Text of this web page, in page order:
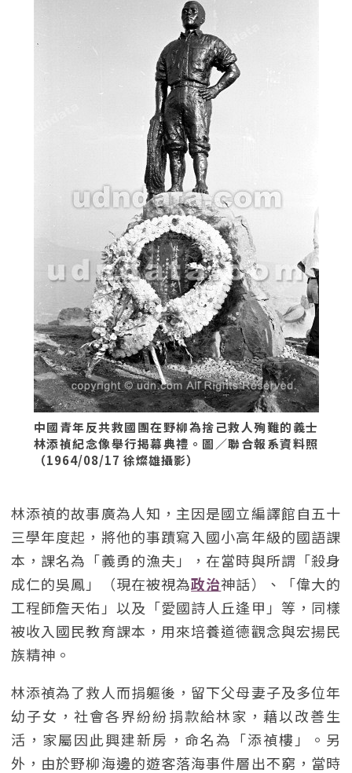
中國青年反共救國團在野柳為捨己救人殉難的義士
林添禎紀念像舉行揭幕典禮。圖／聯合報系資料照
（1964/08/17 徐燦雄攝影）
林添禎的故事廣為人知，主因是國立編譯館自五十
三學年度起，將他的事蹟寫入國小高年級的國語課
本，課名為「義勇的漁夫」，在當時與所謂「殺身
成仁的吳鳳」（現在被視為政治神話）、「偉大的
工程師詹天佑」以及「愛國詩人丘逢甲」等，同樣
被收入國民教育課本，用來培養道德觀念與宏揚民
族精神。
林添禎為了救人而捐軀後，留下父母妻子及多位年
幼子女，社會各界紛紛捐款給林家，藉以改善生
活，家屬因此興建新房，命名為「添禎樓」。另
外，由於野柳海邊的遊客落海事件層出不窮，當時